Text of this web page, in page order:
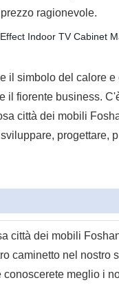
ragionevole.
il simbolo del calore
il fiorente business.
città dei mobili
progettare,
città dei mobili
caminetto nel
meglio i